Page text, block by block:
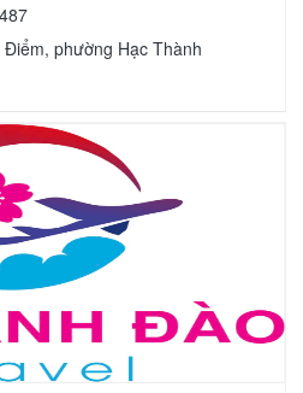
phường Hạc Thành